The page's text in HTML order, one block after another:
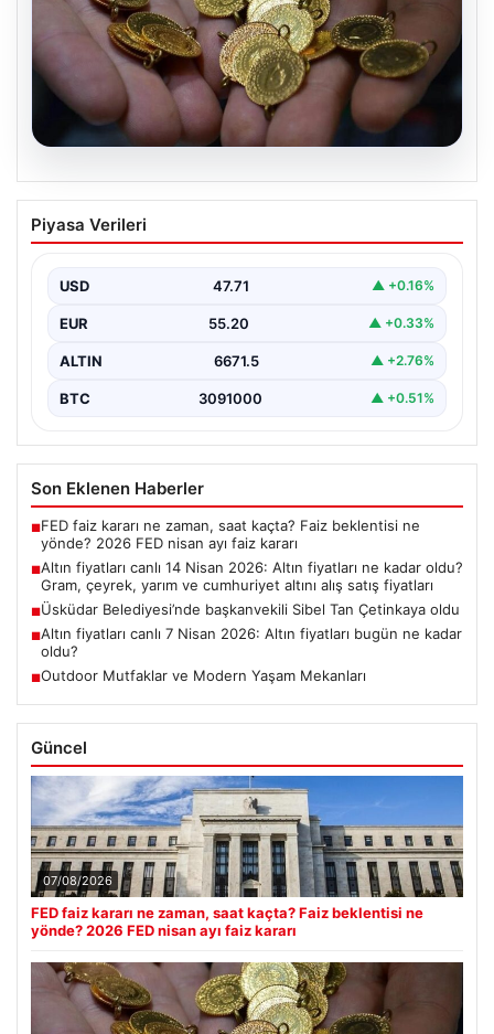
Altın fiyatları canlı 14 Nisan 2026: Altın
fiyatları ne kadar oldu? Gram, çeyrek,
fiyatları
Piyasa Verileri
USD 47.71 ▲ +0.16%
EUR 55.20 ▲ +0.33%
ALTIN 6671.5 ▲ +2.76%
BTC 3091000 ▲ +0.51%
Son Eklenen Haberler
■FED faiz kararı ne zaman, saat kaçta? Faiz beklentisi ne
yönde? 2026 FED nisan ayı faiz kararı
■Altın fiyatları canlı 14 Nisan 2026: Altın fiyatları ne kadar oldu?
Gram, çeyrek, yarım ve cumhuriyet altını alış satış fiyatları
■Üsküdar Belediyesi’nde başkanvekili Sibel Tan Çetinkaya oldu
■Altın fiyatları canlı 7 Nisan 2026: Altın fiyatları bugün ne kadar
oldu?
■Outdoor Mutfaklar ve Modern Yaşam Mekanları
Güncel
07/08/2026
FED faiz kararı ne zaman, saat kaçta? Faiz beklentisi ne
yönde? 2026 FED nisan ayı faiz kararı